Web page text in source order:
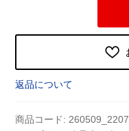
ジ
リ
ッ
ク
返品について
商品コード: